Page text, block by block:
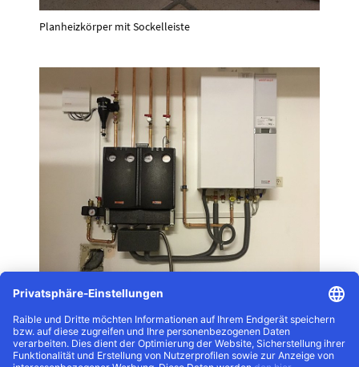
Planheizkörper mit Sockelleiste
Gasbrennwertheizung mit Systemtrennung